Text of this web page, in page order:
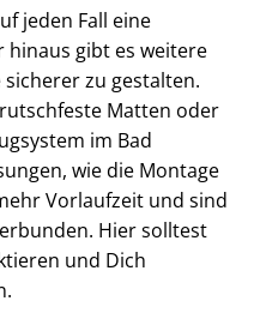
jeden Fall eine
gibt es weitere
zu gestalten.
Matten oder
im Bad
wie die Montage
Vorlaufzeit und sind
Hier solltest
und Dich